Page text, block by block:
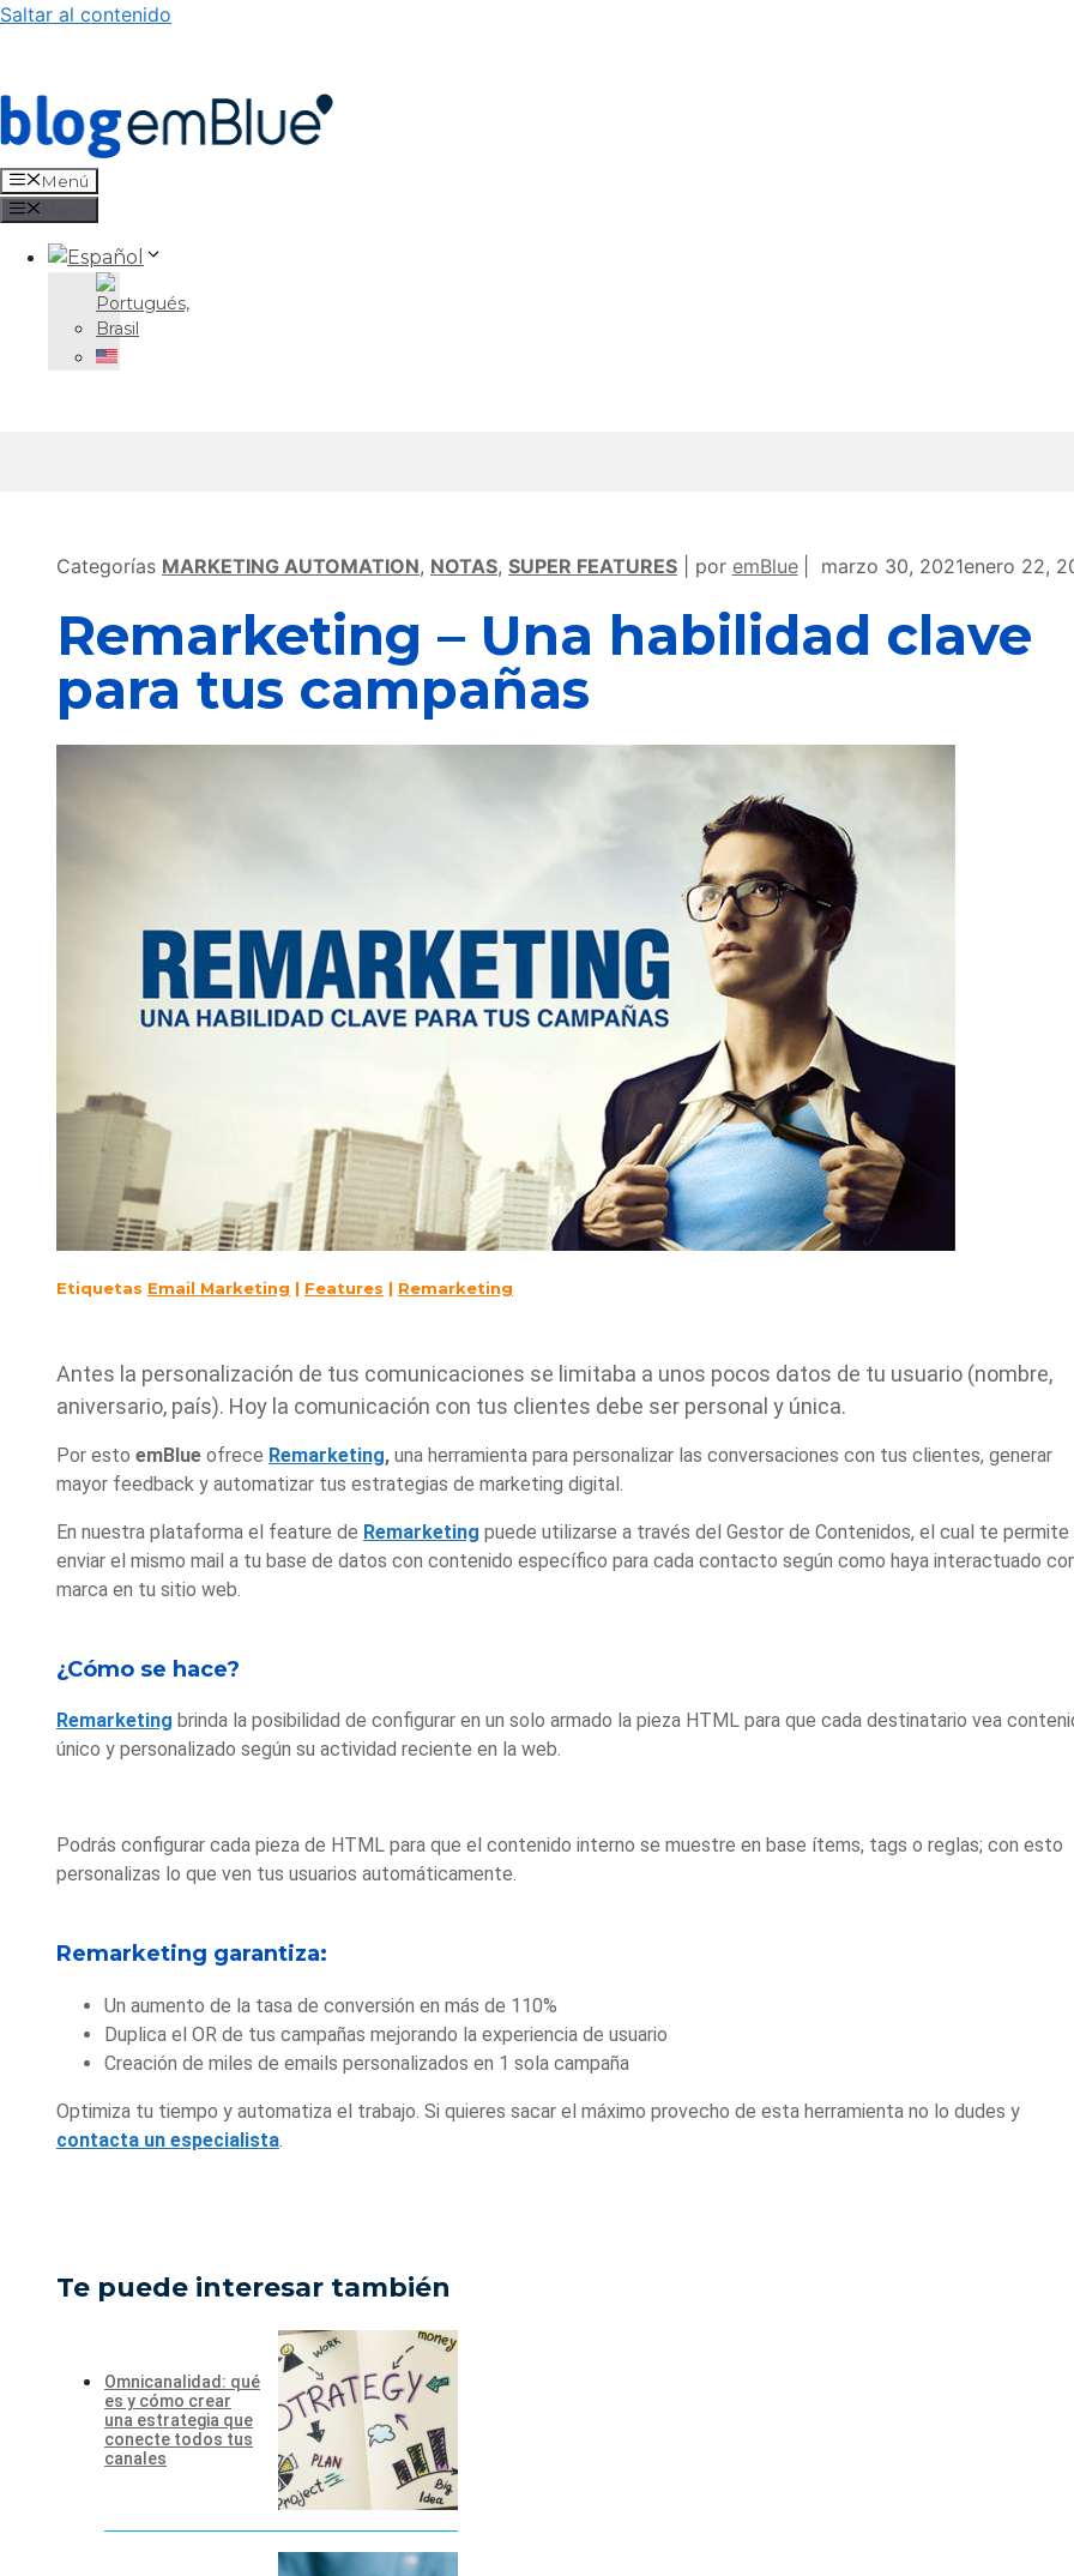
Saltar al contenido
Menú
Categorías MARKETING AUTOMATION, NOTAS, SUPER FEATURES por emBlue marzo 30, 2021enero 22,
Remarketing – Una habilidad clave
para tus campañas
Etiquetas Email Marketing | Features | Remarketing
Antes la personalización de tus comunicaciones se limitaba a unos pocos datos de tu usuario (nombre,
aniversario, país). Hoy la comunicación con tus clientes debe ser personal y única.
Por esto emBlue ofrece Remarketing, una herramienta para personalizar las conversaciones con tus clientes, generar
mayor feedback y automatizar tus estrategias de marketing digital.
En nuestra plataforma el feature de Remarketing puede utilizarse a través del Gestor de Contenidos, el cual te permite
enviar el mismo mail a tu base de datos con contenido específico para cada contacto según como haya interactuado
marca en tu sitio web.
¿Cómo se hace?
Remarketing brinda la posibilidad de configurar en un solo armado la pieza HTML para que cada destinatario vea
único y personalizado según su actividad reciente en la web.
Podrás configurar cada pieza de HTML para que el contenido interno se muestre en base ítems, tags o reglas; con esto
personalizas lo que ven tus usuarios automáticamente.
Remarketing garantiza:
Un aumento de la tasa de conversión en más de 110%
Duplica el OR de tus campañas mejorando la experiencia de usuario
Creación de miles de emails personalizados en 1 sola campaña
Optimiza tu tiempo y automatiza el trabajo. Si quieres sacar el máximo provecho de esta herramienta no lo dudes y
contacta un especialista.
Te puede interesar también
Omnicanalidad: qué
es y cómo crear
una estrategia que
conecte todos tus
canales